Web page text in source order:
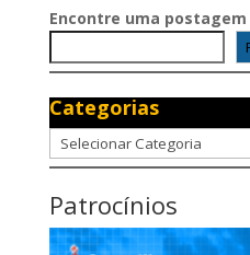
Encontre uma postagem
Categorias
Categorias
Patrocínios